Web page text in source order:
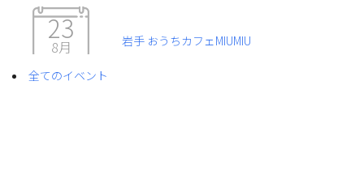
23
8月 岩手 おうちカフェMIUMIU
全てのイベント